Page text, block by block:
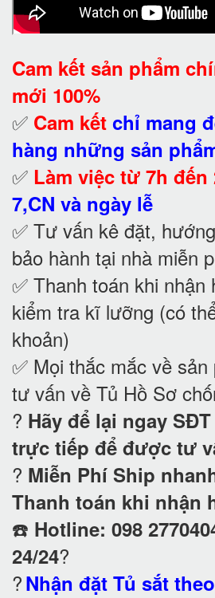
Cam kết sản phẩm
mới 100%
✅ Cam kết chỉ mang
hàng những sản
✅ Làm việc từ 7h đến
7,CN và ngày lễ
✅ Tư vấn kê đặt,
bảo hành tại nhà miễn
✅ Thanh toán khi nhận
kiểm tra kĩ lưỡng (có
khoản)
✅ Mọi thắc mắc về
tư vấn về Tủ Hồ Sơ
? Hãy để lại ngay
trực tiếp để được tư
? Miễn Phí Ship
Thanh toán khi nhận
☎️ Hotline: 098
24/24?
?Nhận đặt Tủ sắt